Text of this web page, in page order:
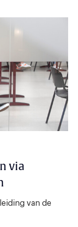
via
van de